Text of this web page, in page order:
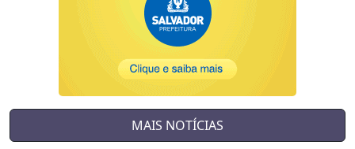
MAIS NOTÍCIAS